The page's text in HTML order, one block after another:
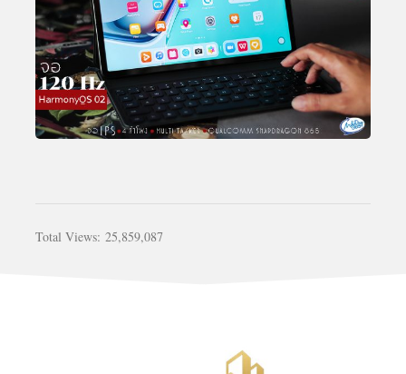
Total Views: 25,859,087